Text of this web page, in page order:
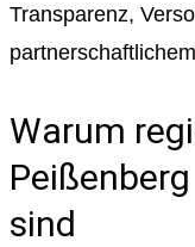
Transparenz,
Warum
sind